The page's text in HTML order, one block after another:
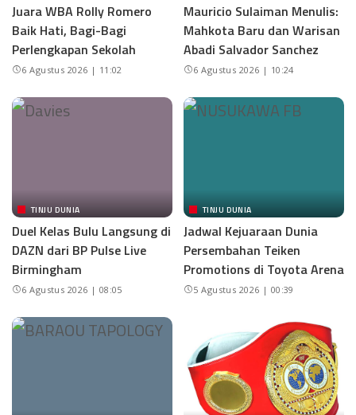
Juara WBA Rolly Romero
Baik Hati, Bagi-Bagi
Perlengkapan Sekolah
6 Agustus 2026 | 11:02
Mauricio Sulaiman Menulis:
Mahkota Baru dan Warisan
Abadi Salvador Sanchez
6 Agustus 2026 | 10:24
TINJU DUNIA
Duel Kelas Bulu Langsung di
DAZN dari BP Pulse Live
Birmingham
6 Agustus 2026 | 08:05
TINJU DUNIA
Jadwal Kejuaraan Dunia
Persembahan Teiken
Promotions di Toyota Arena
5 Agustus 2026 | 00:39